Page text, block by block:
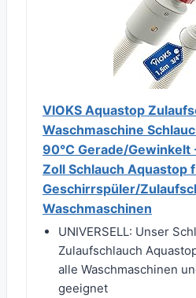
VIOKS Aquastop
Waschmaschine
90°C Gerade/
Zoll Schlauch Aquastop
Geschirrspüler/
Waschmaschinen
UNIVERSELL: Unser
Zulaufschlauch
alle Waschmaschinen
geeignet